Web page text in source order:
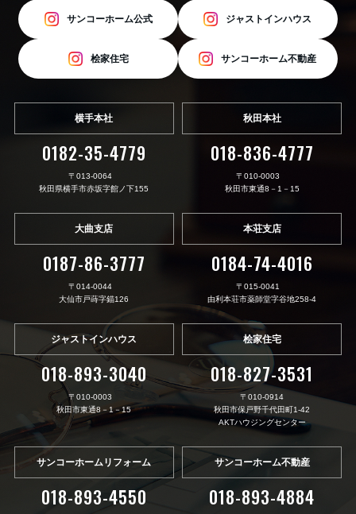
サンコーホーム公式 ジャストインハウス
桧家住宅 サンコーホーム不動産
横手本社
0182-35-4779
〒013-0064
秋田県横手市赤坂字館ノ下155
秋田本社
018-836-4777
〒010-0003
秋田市東通8－1－15
大曲支店
0187-86-3777
〒014-0044
大仙市戸蒔字錨126
本荘支店
0184-74-4016
〒015-0041
由利本荘市薬師堂字谷地258-4
ジャストインハウス
018-893-3040
〒010-0003
秋田市東通8－1－15
桧家住宅
018-827-3531
〒010-0914
秋田市保戸野千代田町1-42
AKTハウジングセンター
サンコーホームリフォーム
018-893-4550
サンコーホーム不動産
018-893-4884